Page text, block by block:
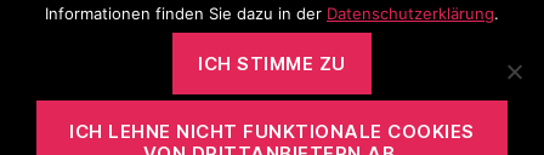
Mediation und
Informationen finden Sie dazu in der Datenschutzerklärung.
ICH STIMME ZU
ICH LEHNE NICHT FUNKTIONALE COOKIES